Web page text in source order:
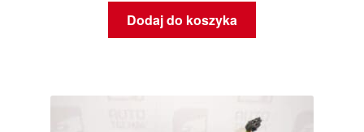
Dodaj do koszyka